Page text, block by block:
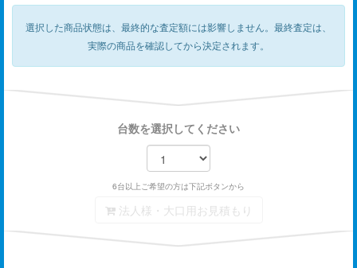
選択した商品状態は、最終的な査定額には影響しません。 最終査定は、
実際の商品を確認してから決定されます。
台数を選択してください
6台以上ご希望の方は下記ボタンから
法人様・大口用お見積もり